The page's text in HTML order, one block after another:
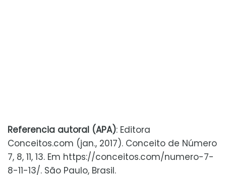
Referencia autoral (APA): Editora
Conceitos.com (jan., 2017). Conceito de Número
7, 8, 11, 13. Em https://conceitos.com/numero-7-
8-11-13/. São Paulo, Brasil.